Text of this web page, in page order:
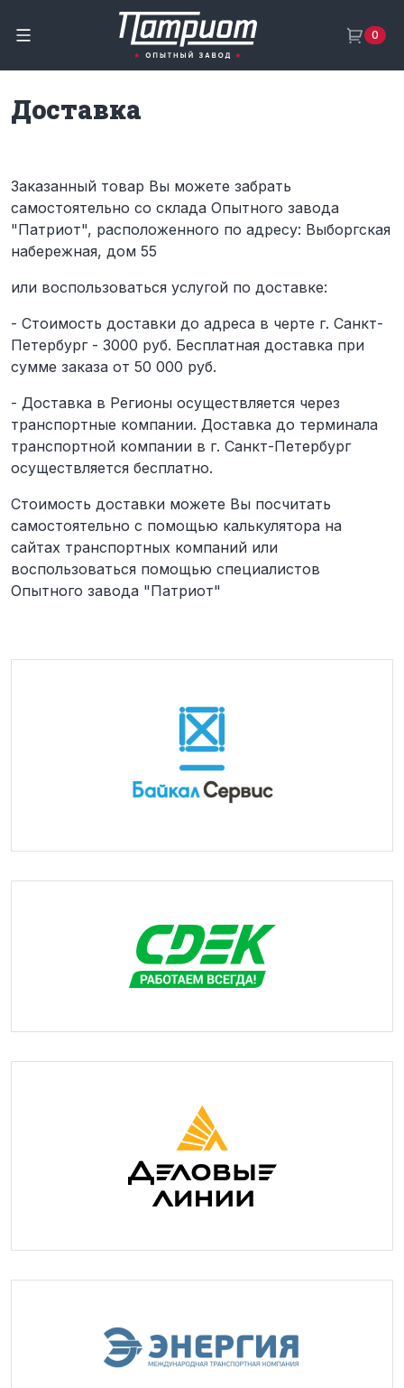
0
Доставка
Заказанный товар Вы можете забрать
самостоятельно со склада Опытного завода
"Патриот", расположенного по адресу: Выборгская
набережная, дом 55
или воспользоваться услугой по доставке:
- Стоимость доставки до адреса в черте г. Санкт-
Петербург - 3000 руб. Бесплатная доставка при
сумме заказа от 50 000 руб.
- Доставка в Регионы осуществляется через
транспортные компании. Доставка до терминала
транспортной компании в г. Санкт-Петербург
осуществляется бесплатно.
Стоимость доставки можете Вы посчитать
самостоятельно с помощью калькулятора на
сайтах транспортных компаний или
воспользоваться помощью специалистов
Опытного завода "Патриот"